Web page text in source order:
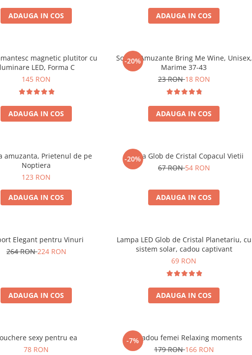
ADAUGA IN COS ADAUGA IN COS
magnetic plutitor cu
LED, Forma C
145 RON
ADAUGA IN COS
-20%
Sosete Amuzante Bring Me Wine, Unisex,
Marime 37-43
23 RON18 RON
ADAUGA IN COS
amuzanta, Prietenul de pe
Noptiera
123 RON
ADAUGA IN COS
-20%
Lampa Glob de Cristal Copacul Vietii
67 RON54 RON
ADAUGA IN COS
Elegant pentru Vinuri
264 RON224 RON
ADAUGA IN COS
Lampa LED Glob de Cristal Planetariu, cu
sistem solar, cadou captivant
69 RON
ADAUGA IN COS
sexy pentru ea
78 RON
-7%
Set cadou femei Relaxing moments
179 RON166 RON